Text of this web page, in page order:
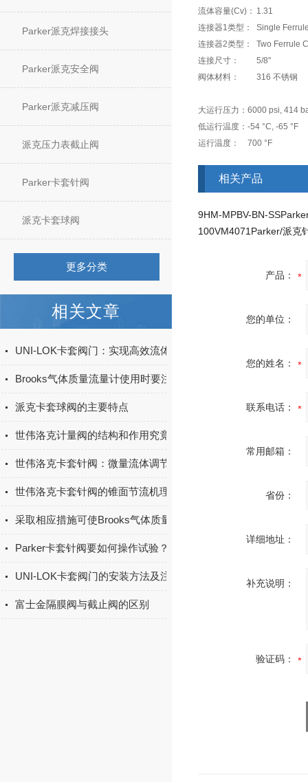
Parker派克焊接接头
Parker派克安全阀
Parker派克减压阀
派克压力表截止阀
Parker卡套针阀
派克卡套球阀
更多分类
相关文章
UNI-LOK卡套阀门：实现高效流体控制的关键
Brooks气体质量流量计使用时要注意这些安全问题
派克卡套球阀的主要特点
世伟洛克计量阀的结构和作用究竟是怎样的？
世伟洛克卡套针阀：微量流体调节的精密控制专家
世伟洛克卡套针阀的锥面节流机理与精密调节实践
采取相应措施可使Brooks气体质量流量计的测量精度更高
Parker卡套针阀要如何操作试验？
UNI-LOK卡套阀门的安装方法及注意事项
富士金隔膜阀与截止阀的区别
流体容量(Cv)： 1.31
连接器1类型：
Single
连接器2类型：
Two Ferrule
连接尺寸：
5/8"
阀体材料：
316 不锈钢
大运行压力： 6000 psi, 414
低运行温度： -54 °C, -65 °F
运行温度：
700 °F
相关产品
100VM4071Parker/派克
产品：
您的单位：
您的姓名：
联系电话：
常用邮箱：
省份：
详细地址：
补充说明：
验证码：